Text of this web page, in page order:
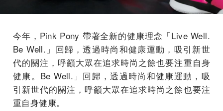
今年，Pink Pony 帶著全新的健康理念「Live Well.
Be Well.」回歸，透過時尚和健康運動，吸引新世
代的關注，呼籲大眾在追求時尚之餘也要注重自身
健康。Be Well.」回歸，透過時尚和健康運動，吸
引新世代的關注，呼籲大眾在追求時尚之餘也要注
重自身健康。